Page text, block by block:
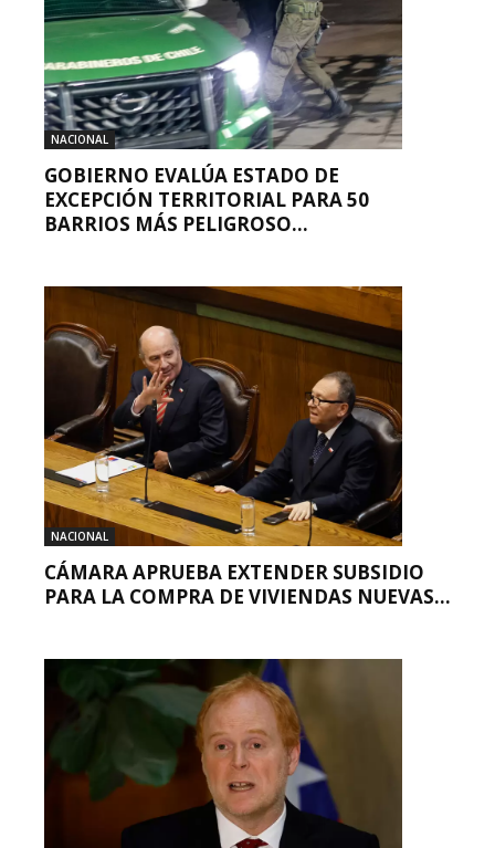
NACIONAL
GOBIERNO EVALÚA ESTADO DE
EXCEPCIÓN TERRITORIAL PARA 50
BARRIOS MÁS PELIGROSO...
NACIONAL
CÁMARA APRUEBA EXTENDER SUBSIDIO
PARA LA COMPRA DE VIVIENDAS NUEVAS...